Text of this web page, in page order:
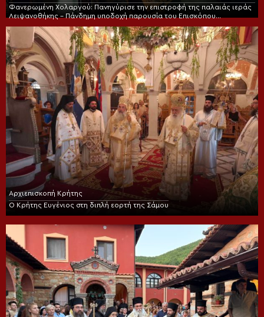
Φανερωμένη Χολαργού: Πανηγύρισε την επιστροφή της παλαιάς ιεράς
Λειψανοθήκης – Πάνδημη υποδοχή παρουσία του Επισκόπου
Αρχιεπισκοπή Κρήτης
Ο Κρήτης Ευγένιος στη διπλή εορτή της Σάμου